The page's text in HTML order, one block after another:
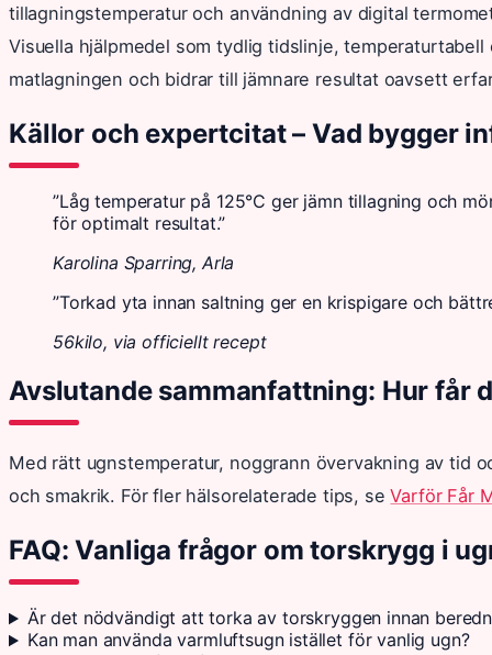
tillagningstemperatur och användning av digital
Visuella hjälpmedel som tydlig tidslinje,
matlagningen och bidrar till jämnare resultat oavsett
Källor och expertcitat – Vad bygger
”Låg temperatur på 125°C ger jämn tillagning och
för optimalt resultat.”
Karolina Sparring, Arla
”Torkad yta innan saltning ger en krispigare och
56kilo, via officiellt recept
Avslutande sammanfattning: Hur får
Med rätt ugnstemperatur, noggrann övervakning av tid
och smakrik. För fler hälsorelaterade tips, seVarför Får
FAQ: Vanliga frågor om torskrygg i
Är det nödvändigt att torka av torskryggen innan
Kan man använda varmluftsugn istället för vanlig ugn?